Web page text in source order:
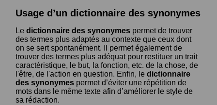
Usage d’un dictionnaire des synonymes
Le dictionnaire des synonymes permet de trouver
des termes plus adaptés au contexte que ceux dont
on se sert spontanément. Il permet également de
trouver des termes plus adéquat pour restituer un trait
caractéristique, le but, la fonction, etc. de la chose, de
l'être, de l'action en question. Enfin, le dictionnaire
des synonymes permet d’éviter une répétition de
mots dans le même texte afin d’améliorer le style de
sa rédaction.